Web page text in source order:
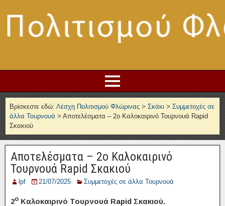
Βρίσκεστε εδώ: Λέσχη Πολιτισμού Φλώρινας > Σκάκι > Συμμετοχές σε
άλλα Τουρνουά > Αποτελέσματα – 2ο Καλοκαιρινό Τουρνουά Rapid
Σκακιού
Αποτελέσματα – 2ο Καλοκαιρινό
Τουρνουά Rapid Σκακιού
lpf 21/07/2025 Συμμετοχές σε άλλα Τουρνουά
2ο Καλοκαιρινό Τουρνουά Rapid Σκακιού.